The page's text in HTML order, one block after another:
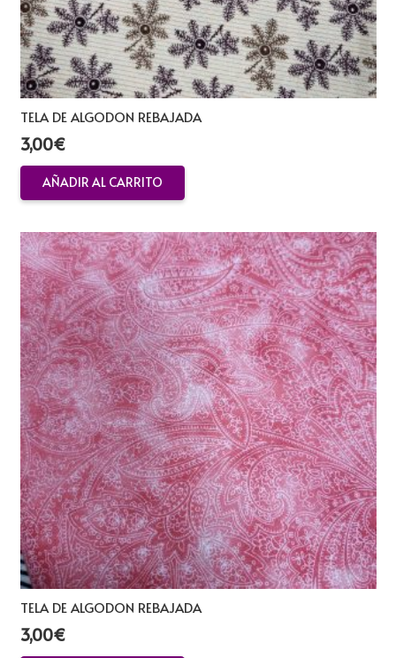
TELA DE ALGODON REBAJADA
3,00€
AÑADIR AL CARRITO
TELA DE ALGODON REBAJADA
3,00€